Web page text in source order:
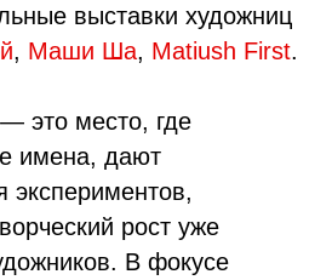
выставки художниц
, Маши Ша, Matiush First.
это место, где
имена, дают
экспериментов,
рост уже
В фокусе